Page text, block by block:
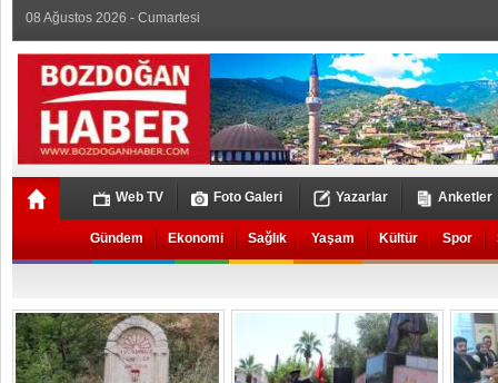
08 Ağustos 2026 - Cumartesi
Web TV Foto Galeri Yazarlar Anketler
Gündem Ekonomi Sağlık Yaşam Kültür Spor